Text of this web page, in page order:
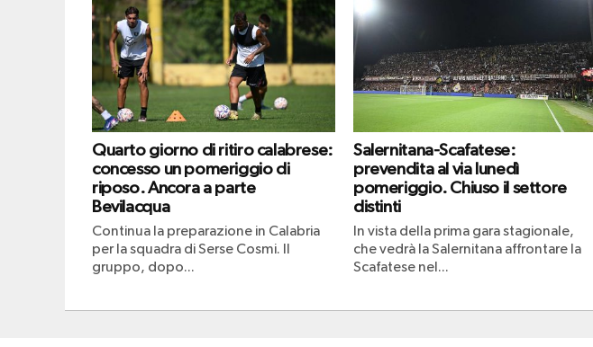
Quarto giorno di ritiro calabrese:
concesso un pomeriggio di
riposo. Ancora a parte
Bevilacqua
Continua la preparazione in Calabria
per la squadra di Serse Cosmi. Il
gruppo, dopo...
Salernitana-Scafatese:
prevendita al via lunedì
pomeriggio. Chiuso il settore
distinti
In vista della prima gara stagionale,
che vedrà la Salernitana affrontare la
Scafatese nel...